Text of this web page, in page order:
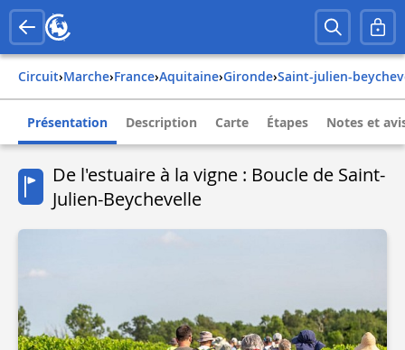
Circuit› Marche› france› aquitaine› gironde› saint-julien-
Présentation Description Carte Étapes Notes et
De l'estuaire à la vigne : Boucle de Saint-
Julien-Beychevelle